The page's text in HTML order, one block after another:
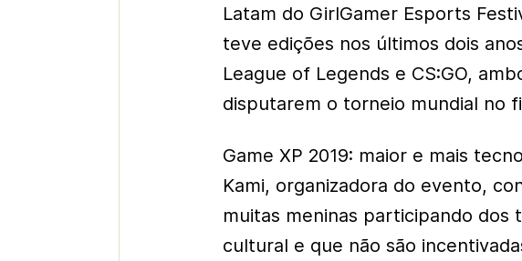
Latam do GirlGamer Esports
teve edições nos últimos dois
League of Legends e CS:GO,
disputarem o torneio mundial no
Game XP 2019: maior e mais
Kami, organizadora do evento,
muitas meninas participando dos
cultural e que não são